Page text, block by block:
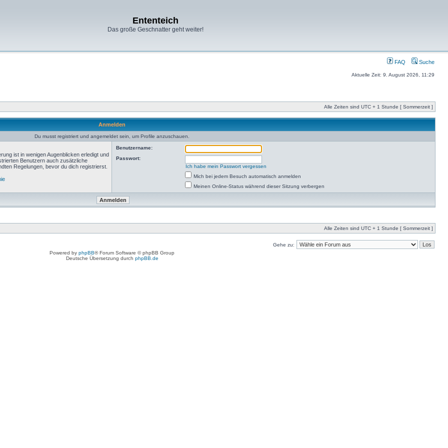
Ententeich
Das große Geschnatter geht weiter!
FAQ Suche
Aktuelle Zeit: 9. August 2026, 11:29
Alle Zeiten sind UTC + 1 Stunde [ Sommerzeit ]
Anmelden
Du musst registriert und angemeldet sein, um Profile anzuschauen.
ist in wenigen Augenblicken erledigt und
Benutzern auch zusätzliche
Regelungen, bevor du dich registrierst.
Benutzername:
Passwort:
Ich habe mein Passwort vergessen
Mich bei jedem Besuch automatisch anmelden
Meinen Online-Status während dieser Sitzung verbergen
Alle Zeiten sind UTC + 1 Stunde [ Sommerzeit ]
Gehe zu:
Powered by phpBB® Forum Software © phpBB Group
Deutsche Übersetzung durch phpBB.de